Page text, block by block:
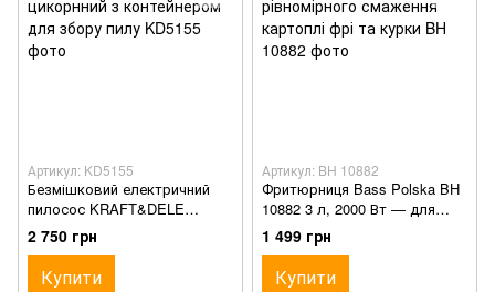
Артикул: KD5155
Безмішковий електричний
пилосос KRAFT&DELE
KD5155 цикорнний з
контейнером для збору пилу
2 750 грн
Купити
Артикул: BH 10882
Фритюрниця Bass Polska BH
10882 3 л, 2000 Вт — для
швидкого та рівномірного
смаження картоплі фрі та
курки
1 499 грн
Купити